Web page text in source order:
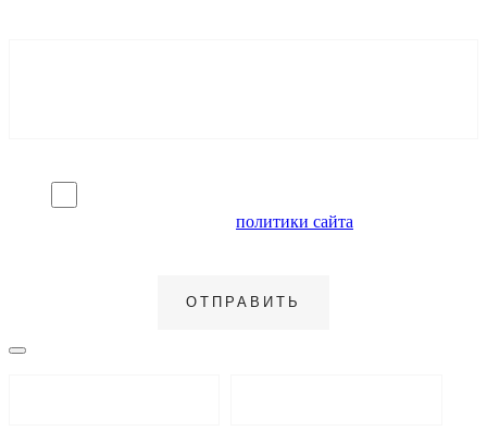
политики сайта